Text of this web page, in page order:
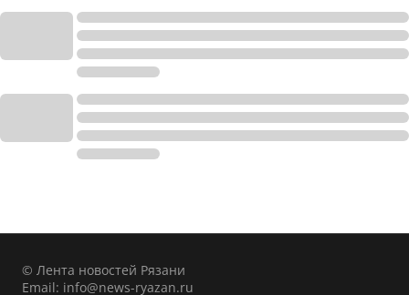
© Лента новостей Рязани
Email: info@news-ryazan.ru